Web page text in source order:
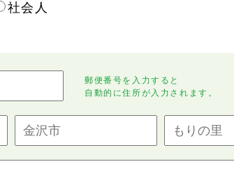
社会人
郵便番号を入力すると
自動的に住所が入力されます。